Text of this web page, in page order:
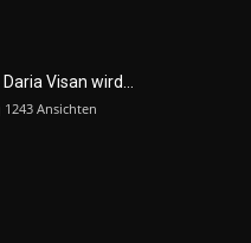
Visan wird...
1243 Ansichten